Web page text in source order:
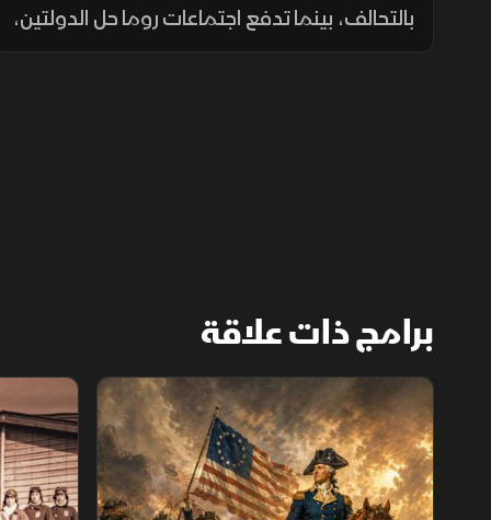
التحالف
بالتحالف، بينما تدفع اجتماعات روما حل الدولتين،
وتتوسع الشراكة العراقية التركية في الطاقة
برامج ذات علاقة
الثورة الأميركية الكاميكاز..